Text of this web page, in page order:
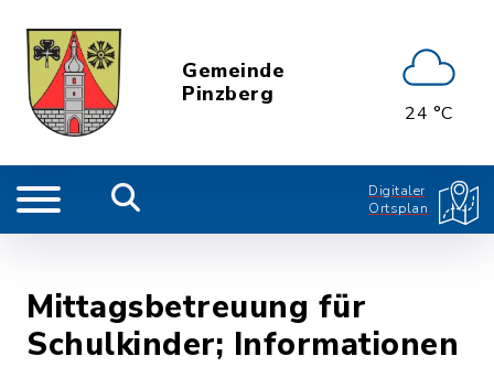
Gemeinde
Pinzberg
24 °C
Digitaler
Ortsplan
Mittagsbetreuung für
Schulkinder; Informationen